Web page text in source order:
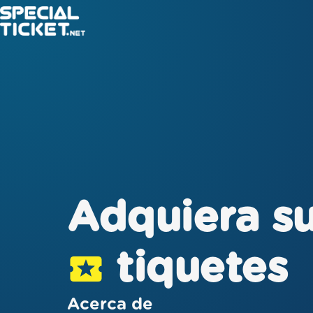
Adquiera
tiquetes
Acerca de